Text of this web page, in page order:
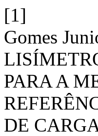
[1]
Gomes
PARA A
DE